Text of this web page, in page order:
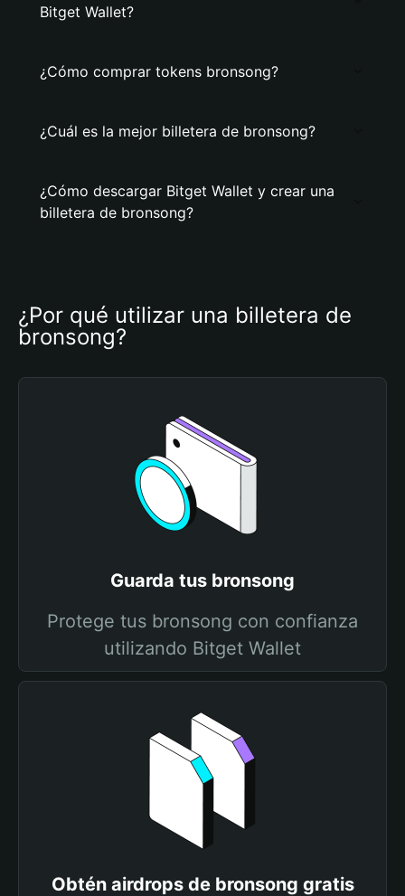
Bitget Wallet?
¿Cómo comprar tokens bronsong?
¿Cuál es la mejor billetera de bronsong?
¿Cómo descargar Bitget Wallet y crear una
billetera de bronsong?
¿Por qué utilizar una billetera de
bronsong?
Guarda tus bronsong
Protege tus bronsong con confianza
utilizando Bitget Wallet
Obtén airdrops de bronsong gratis